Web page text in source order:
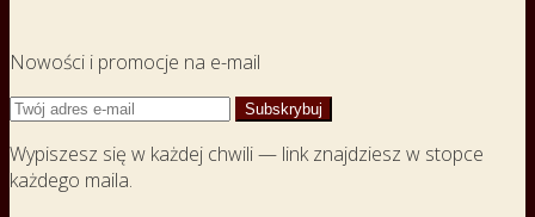
Nowości i promocje na e-mail
Wypiszesz się w każdej chwili — link znajdziesz w stopce
każdego maila.